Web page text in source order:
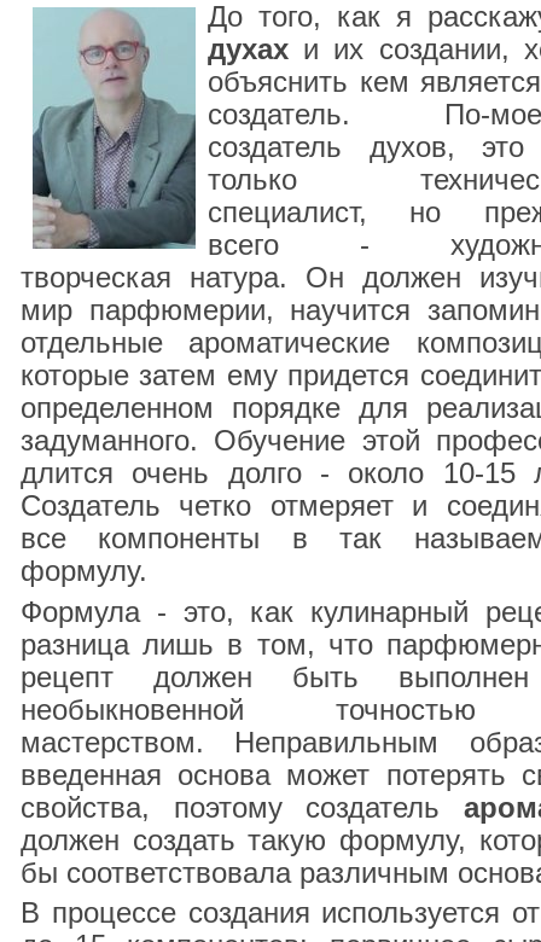
До того, как я
духах и их создании,
объяснить кем
создатель. По-
создатель духов,
только
специалист, но
всего -
творческая натура. Он должен
мир парфюмерии, научится
отдельные ароматические
которые затем ему придется
определенном порядке для
задуманного. Обучение этой
длится очень долго - около 10-15
Создатель четко отмеряет и
все компоненты в так
формулу.
Формула - это, как кулинарный
разница лишь в том, что
рецепт должен быть
необыкновенной
мастерством. Неправильным
введенная основа может потерять
свойства, поэтому создатель
должен создать такую формулу,
бы соответствовала различным
В процессе создания используется